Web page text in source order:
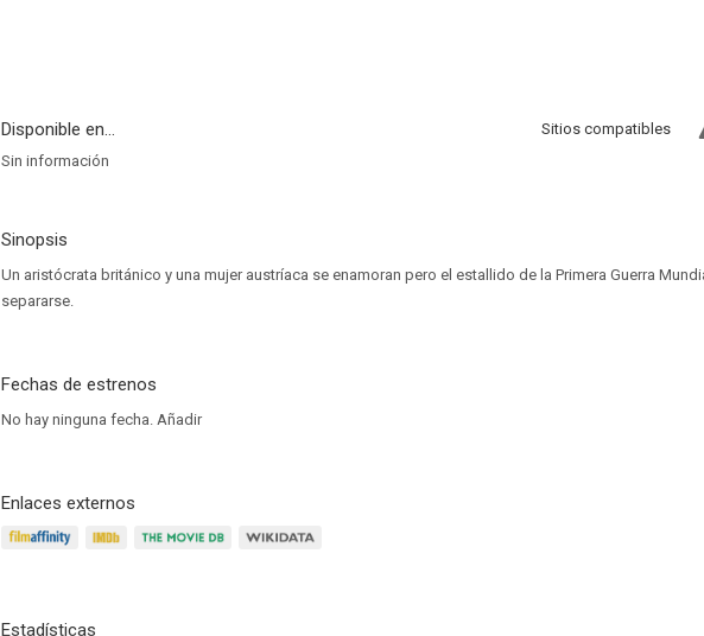
Disponible en...
Sitios compatibles
Sin información
Sinopsis
Un aristócrata británico y una mujer austríaca se enamoran pero el estallido de la Primera Guerra
separarse.
Fechas de estrenos
No hay ninguna fecha. Añadir
Enlaces externos
Estadísticas